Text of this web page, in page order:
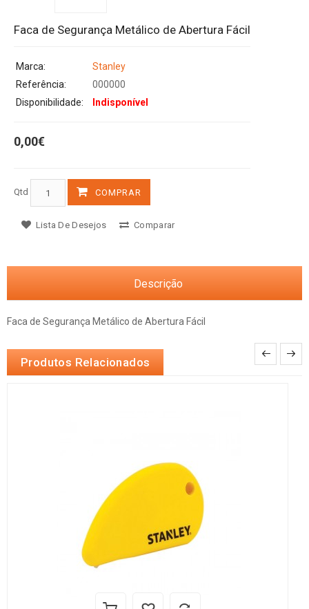
Faca de Segurança Metálico de Abertura Fácil
Marca:
Stanley
Referência:
000000
Disponibilidade:
Indisponível
0,00€
Qtd COMPRAR
Lista De Desejos Comparar
Descrição
Faca de Segurança Metálico de Abertura Fácil
Produtos Relacionados